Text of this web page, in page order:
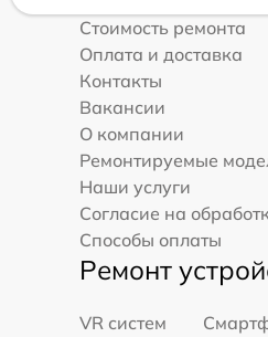
Стоимость ремонта
Оплата и доставка
Контакты
Вакансии
О компании
Ремонтируемые
Наши услуги
Согласие на
Способы оплаты
Ремонт
VR систем